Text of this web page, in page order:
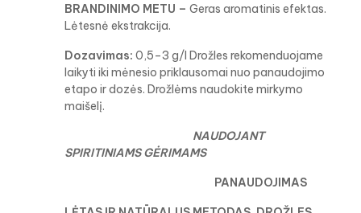
BRANDINIMO METU – Geras aromatinis efektas.
Lėtesnė ekstrakcija.
Dozavimas: 0,5–3 g/l Drožles rekomenduojame
laikyti iki mėnesio priklausomai nuo panaudojimo
etapo ir dozės. Drožlėms naudokite mirkymo
maišelį.
NAUDOJANT
SPIRITINIAMS GĖRIMAMS
PANAUDOJIMAS